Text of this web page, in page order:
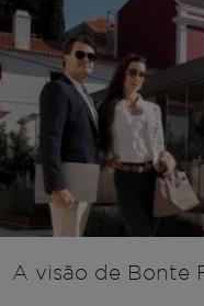
A visão de Bonte